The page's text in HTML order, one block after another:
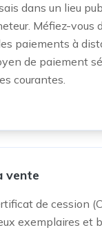
dans un lieu
Méfiez-vous
paiements à
de paiement
courantes.
vente
de cession
exemplaires et